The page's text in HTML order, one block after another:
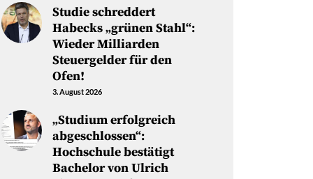
Studie schreddert
Habecks „grünen Stahl“:
Wieder Milliarden
Steuergelder für den
Ofen!
3. August 2026
„Studium erfolgreich
abgeschlossen“:
Hochschule bestätigt
Bachelor von Ulrich